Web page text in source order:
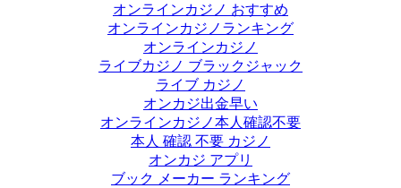
オンラインカジノ おすすめ
オンラインカジノランキング
オンラインカジノ
ライブカジノ ブラックジャック
ライブ カジノ
オンカジ出金早い
オンラインカジノ本人確認不要
本人 確認 不要 カジノ
オンカジ アプリ
ブック メーカー ランキング